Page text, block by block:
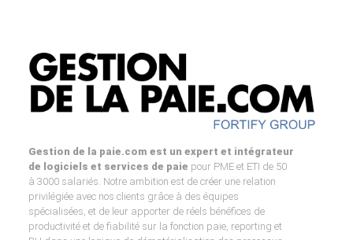
Gestion de la paie.com est un expert et intégrateur
de logiciels et services de paie pour PME et ETI de 50
à 3000 salariés. Notre ambition est de créer une relation
privilégiée avec nos clients grâce à des équipes
spécialisées, et de leur apporter de réels bénéfices de
productivité et de fiabilité sur la fonction paie, reporting et